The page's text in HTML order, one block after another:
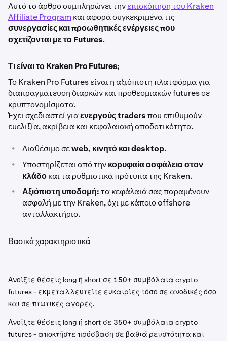
Αυτό το άρθρο συμπληρώνει τηνεπισκόπηση του Kraken
Affiliate Program και αφορά συγκεκριμένα τις
συνεργασίες και προωθητικές ενέργειες που
σχετίζονται με τα Futures.
Τι είναι το Kraken Pro Futures;
Το Kraken Pro Futures είναι η αξιόπιστη πλατφόρμα για
διαπραγμάτευση διαρκών και προθεσμιακών futures σε
κρυπτονομίσματα.
Έχει σχεδιαστεί γιαενεργούς tradersπου επιθυμούν
ευελιξία, ακρίβεια και κεφαλαιακή αποδοτικότητα.
• Διαθέσιμο σεweb, κινητό και desktop.
• Υποστηρίζεται από τηνκορυφαία ασφάλεια στον
κλάδοκαι τα ρυθμιστικά πρότυπα της Kraken.
• Αξιόπιστη υποδομή:τα κεφάλαιά σας παραμένουν
ασφαλή με την Kraken, όχι με κάποιο offshore
ανταλλακτήριο.
Βασικά χαρακτηριστικά
Ανοίξτε θέσεις long ή short σε 150+ συμβόλαια crypto
futures - εκμεταλλευτείτε ευκαιρίες τόσο σε ανοδικές όσο
και σε πτωτικές αγορές.
Ανοίξτε θέσεις long ή short σε 350+ συμβόλαια crypto
futures - αποκτήστε πρόσβαση σε βαθιά ρευστότητα και